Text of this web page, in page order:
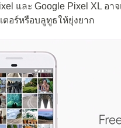
และ Google Pixel XL อ
ตอร์หรือบลูทูธให้ยุ่งยาก